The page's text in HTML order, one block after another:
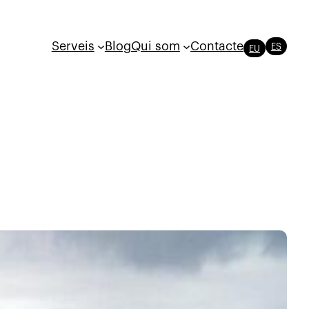
Serveis BlogQui som Contacte EU ES